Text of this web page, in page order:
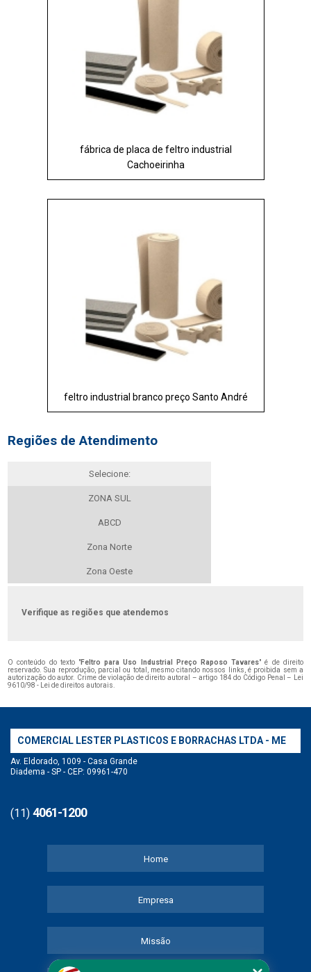
fábrica de placa de feltro industrial
Cachoeirinha
feltro industrial branco preço Santo André
Regiões de Atendimento
Selecione:
ZONA SUL
ABCD
Zona Norte
Zona Oeste
Verifique as regiões que atendemos
O conteúdo do texto "Feltro para Uso Industrial Preço Raposo Tavares" é de direito
reservado. Sua reprodução, parcial ou total, mesmo citando nossos links, é proibida sem a
autorização do autor. Crime de violação de direito autoral – artigo 184 do Código Penal –
Lei
9610/98 - Lei de direitos autorais
COMERCIAL LESTER PLASTICOS E BORRACHAS LTDA - ME
Av. Eldorado, 1009 - Casa Grande
Diadema - SP - CEP: 09961-470
(11) 4061-1200
Home
Empresa
Missão